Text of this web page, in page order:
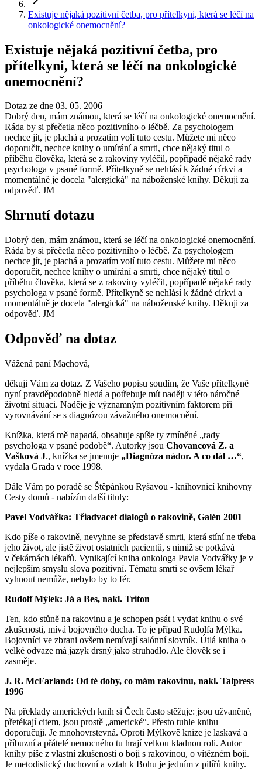
Existuje nějaká pozitivní četba, pro přítelkyni, která se léčí na
onkologické onemocnění?
Existuje nějaká pozitivní četba, pro
přítelkyni, která se léčí na onkologické
onemocnění?
Dotaz ze dne 03. 05. 2006
Dobrý den, mám známou, která se léčí na onkologické onemocnění.
Ráda by si přečetla něco pozitivního o léčbě. Za psychologem
nechce jít, je plachá a prozatím volí tuto cestu. Můžete mi něco
doporučit, nechce knihy o umírání a smrti, chce nějaký titul o
příběhu člověka, která se z rakoviny vyléčil, popřípadě nějaké rady
psychologa v psané formě. Přítelkyně se nehlásí k žádné církvi a
momentálně je docela "alergická" na náboženské knihy. Děkuji za
odpověď. JM
Shrnutí dotazu
Dobrý den, mám známou, která se léčí na onkologické onemocnění.
Ráda by si přečetla něco pozitivního o léčbě. Za psychologem
nechce jít, je plachá a prozatím volí tuto cestu. Můžete mi něco
doporučit, nechce knihy o umírání a smrti, chce nějaký titul o
příběhu člověka, která se z rakoviny vyléčil, popřípadě nějaké rady
psychologa v psané formě. Přítelkyně se nehlásí k žádné církvi a
momentálně je docela "alergická" na náboženské knihy. Děkuji za
odpověď. JM
Odpověď na dotaz
Vážená paní Machová,
děkuji Vám za dotaz. Z Vašeho popisu soudím, že Vaše přítelkyně
nyní pravděpodobně hledá a potřebuje mít naději v této náročné
životní situaci. Naděje je významným pozitivním faktorem při
vyrovnávání se s diagnózou závažného onemocnění.
Knížka, která mě napadá, obsahuje spíše ty zmíněné „rady
psychologa v psané podobě“. Autorky jsou Chovancová Z. a
Vašková J., knížka se jmenuje „Diagnóza nádor. A co dál …“,
vydala Grada v roce 1998.
Dále Vám po poradě se Štěpánkou Ryšavou - knihovnicí knihovny
Cesty domů - nabízím další tituly:
Pavel Vodvářka: Třiadvacet dialogů o rakovině, Galén 2001
Kdo píše o rakovině, nevyhne se představě smrti, která stíní ne třeba
jeho život, ale jistě život ostatních pacientů, s nimiž se potkává
v čekárnách lékařů. Vynikající kniha onkologa Pavla Vodvářky je v
nejlepším smyslu slova pozitivní. Tématu smrti se ovšem lékař
vyhnout nemůže, nebylo by to fér.
Rudolf Mýlek: Já a Bes, nakl. Triton
Ten, kdo stůně na rakovinu a je schopen psát i vydat knihu o své
zkušenosti, mívá bojovného ducha. To je případ Rudolfa Mýlka.
Bojovníci ve zbrani ovšem nemívají salónní slovník. Útlá kniha o
velké odvaze má jazyk drsný jako struhadlo. Ale člověk se i
zasměje.
J. R. McFarland: Od té doby, co mám rakovinu, nakl. Talpress
1996
Na překlady amerických knih si Čech často stěžuje: jsou užvaněné,
přetékají citem, jsou prostě „americké“. Přesto tuhle knihu
doporučuji. Je mnohovrstevná. Oproti Mýlkově knize je laskavá a
příbuzní a přátelé nemocného tu hrají velkou kladnou roli. Autor
knihy píše z vlastní zkušenosti o boji s rakovinou, o vítězném boji.
Je metodistický duchovní a vztah k Bohu je jedním z pilířů knihy.